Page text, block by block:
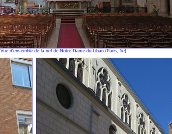
Vue d'ensemble de la nef de Notre-Dame-du-Liban (Paris, 5e)